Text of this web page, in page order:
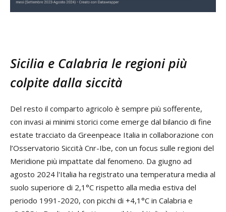
Sicilia e Calabria le regioni più
colpite dalla siccità
Del resto il comparto agricolo è sempre più sofferente,
con invasi ai minimi storici come emerge dal bilancio di fine
estate tracciato da Greenpeace Italia in collaborazione con
l’Osservatorio Siccità Cnr-Ibe, con un focus sulle regioni del
Meridione più impattate dal fenomeno. Da giugno ad
agosto 2024 l'Italia ha registrato una temperatura media al
suolo superiore di 2,1°C rispetto alla media estiva del
periodo 1991-2020, con picchi di +4,1°C in Calabria e